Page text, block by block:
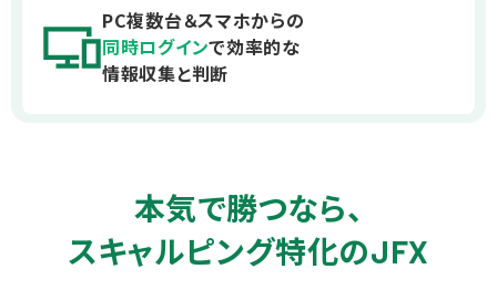
PC複数台＆スマホからの
同時ログインで効率的な
情報収集と判断
本気で勝つなら、
スキャルピング特化のJFX